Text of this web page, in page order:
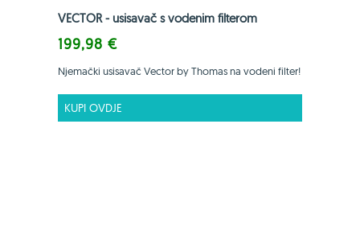
VECTOR - usisavač s vodenim filterom
199,98 €
Njemački usisavač Vector by Thomas na vodeni filter!
KUPI OVDJE